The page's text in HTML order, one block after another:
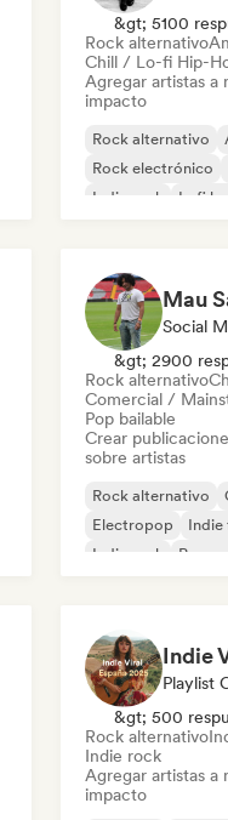
&gt; 5100
Rock alternativo
Chill / Lo-fi Hip-
Agregar artistas a
impacto
Rock alternativo
Rock electrónico
Indie rock
Lofi
Mau
Social
&gt; 2900
Rock alternativo
Comercial /
Pop bailable
Crear
sobre artistas
Rock alternativo
Electropop
Indie
Indie rock
Pop
Indie
Playlist
&gt; 500
Rock alternativo
Indie rock
Agregar artistas a
impacto